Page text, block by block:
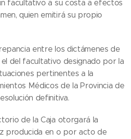
facultativo a su costa a efectos
quien emitirá su propio
entre los dictámenes de
del facultativo designado por la
pertinentes a la
Médicos de la Provincia de
definitiva.
de la Caja otorgará la
producida en o por acto de